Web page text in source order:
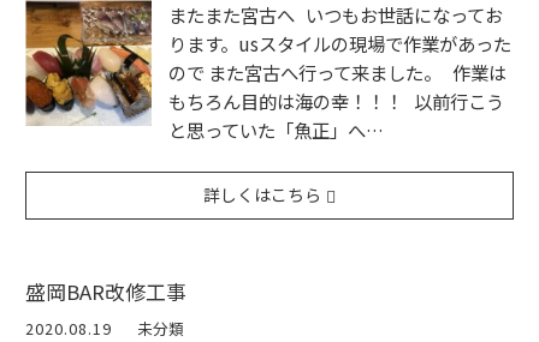
またまた宮古へ いつもお世話になってお
ります。usスタイルの現場で作業があった
ので また宮古へ行って来ました。 作業は
もちろん目的は海の幸！！！ 以前行こう
と思っていた「魚正」へ…
詳しくはこちら
盛岡BAR改修工事
2020.08.19 未分類